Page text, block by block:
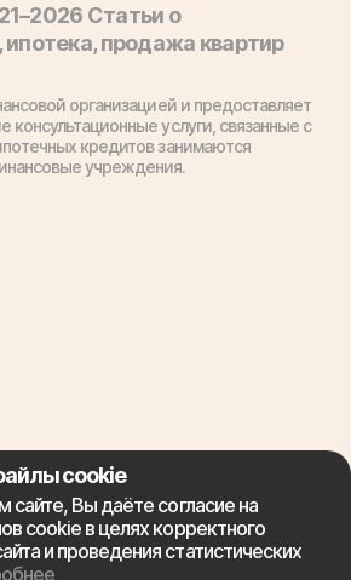
Статьи о
продажа квартир
организацией и предоставляет
консультационные услуги, связанные с
кредитов занимаются
учреждения.
cookie
сайте, Вы даёте согласие на
cookie в целях корректного
и проведения статистических